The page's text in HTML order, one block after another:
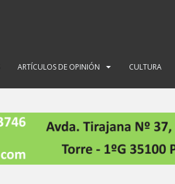
ARTÍCULOS DE OPINIÓN CULTURA